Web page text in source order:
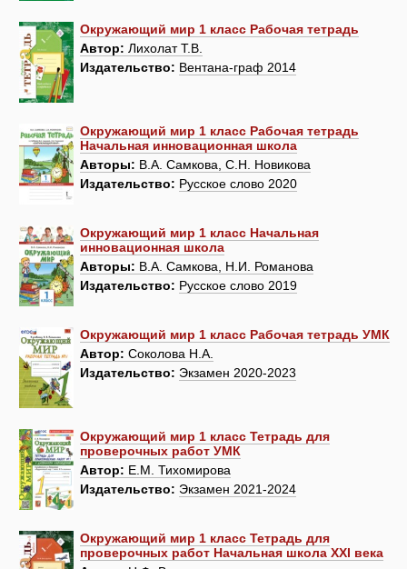
Окружающий мир 1 класс Рабочая тетрадь
Автор: Лихолат Т.В.
Издательство: Вентана-граф 2014
Окружающий мир 1 класс Рабочая тетрадь
Начальная инновационная школа
Авторы: В.А. Самкова, С.Н. Новикова
Издательство: Русское слово 2020
Окружающий мир 1 класс Начальная
инновационная школа
Авторы: В.А. Самкова, Н.И. Романова
Издательство: Русское слово 2019
Окружающий мир 1 класс Рабочая тетрадь УМК
Автор: Соколова Н.А.
Издательство: Экзамен 2020-2023
Окружающий мир 1 класс Тетрадь для
проверочных работ УМК
Автор: Е.М. Тихомирова
Издательство: Экзамен 2021-2024
Окружающий мир 1 класс Тетрадь для
проверочных работ Начальная школа XXI века